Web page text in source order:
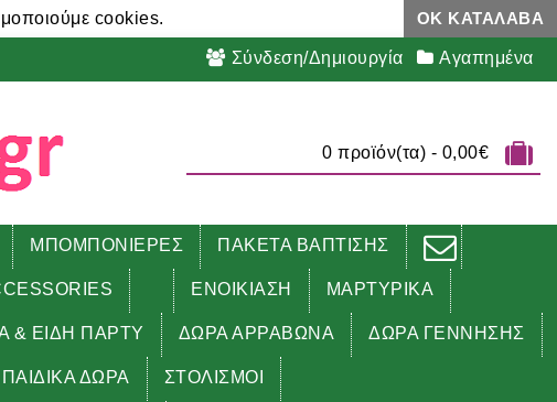
cookies. ΟΚ ΚΑΤΆΛΑΒΑ
Σύνδεση/Δημιουργία Αγαπημένα
0 προϊόν(τα) - 0,00€
ΜΠΟΜΠΟΝΙΕΡΕΣ ΠΑΚΕΤΑ ΒΑΠΤΙΣΗΣ
ΕΝΟΙΚΙΑΣΗ ΜΑΡΤΥΡΙΚΑ
& ΕΙΔΗ ΠΑΡΤΥ ΔΩΡΑ ΑΡΡΑΒΩΝΑ ΔΩΡΑ ΓΕΝΝΗΣΗΣ
ΠΑΙΔΙΚΑ ΔΩΡΑ ΣΤΟΛΙΣΜΟΙ